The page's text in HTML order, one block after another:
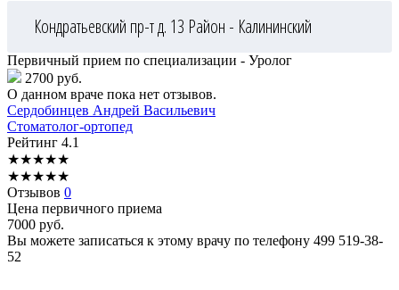
Кондратьевский пр-т д. 13 Район - Калининский
Первичный прием по специализации - Уролог
2700 руб.
О данном враче пока нет отзывов.
Сердобинцев Андрей Васильевич
Стоматолог-ортопед
Рейтинг 4.1
★★★★★
★★★★★
Отзывов 0
Цена первичного приема
7000 руб.
Вы можете записаться к этому врачу по телефону 499 519-38-
52